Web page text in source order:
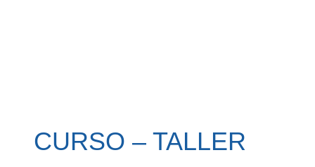
CURSO – TALLER